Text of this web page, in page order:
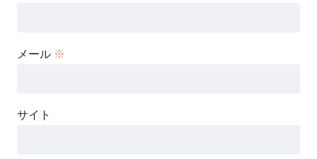
メール ※
サイト